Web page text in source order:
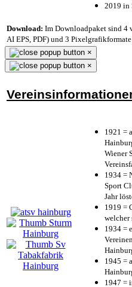
2019 in
Download: Im Downloadpaket sind 4
AI EPS, PDF) und 3 Pixelgrafikformate
×
×
1921 =
Wiener
1934 =
Sport
Jahr
1919 =
welcher
1934 =
1945 =
1947 =